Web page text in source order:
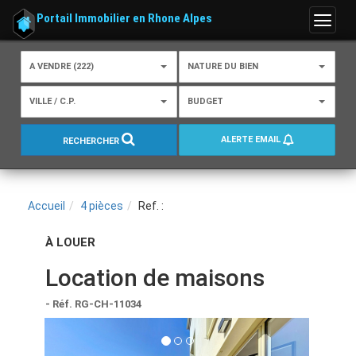
Menu
Portail Immobilier en Rhone Alpes
A VENDRE (222) NATURE DU BIEN
VILLE / C.P. BUDGET
RECHERCHER ALERTE EMAIL
Accueil 4 pièces Ref. :
À LOUER
Location de maisons
- Réf. RG-CH-11034